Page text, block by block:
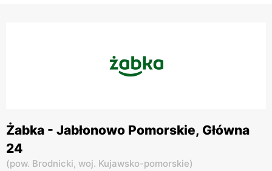
Żabka - Jabłonowo Pomorskie, Główna
24
(pow. Brodnicki, woj. Kujawsko-pomorskie)